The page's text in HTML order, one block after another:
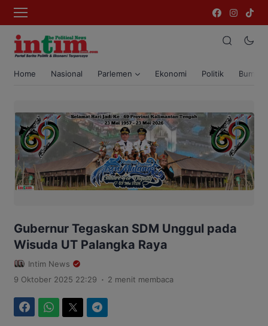
Home Nasional Parlemen Ekonomi Politik Bumi
Gubernur Tegaskan SDM Unggul pada
Wisuda UT Palangka Raya
Intim News
9 Oktober 2025 22:29 . 2 menit membaca